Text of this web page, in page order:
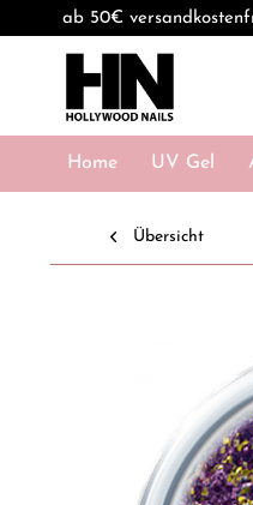
ab 50€
Home UV Gel
Übersicht